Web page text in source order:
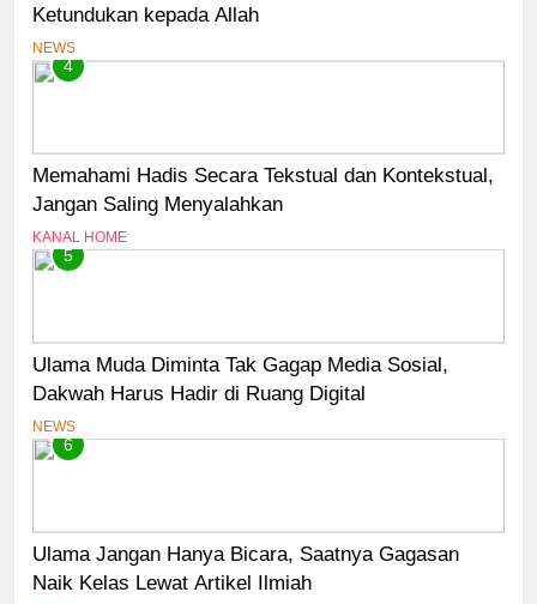
Ketundukan kepada Allah
NEWS
4
Memahami Hadis Secara Tekstual dan Kontekstual,
Jangan Saling Menyalahkan
KANAL HOME
5
Ulama Muda Diminta Tak Gagap Media Sosial,
Dakwah Harus Hadir di Ruang Digital
NEWS
6
Ulama Jangan Hanya Bicara, Saatnya Gagasan
Naik Kelas Lewat Artikel Ilmiah